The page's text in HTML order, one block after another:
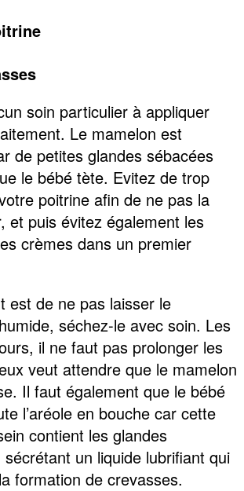
soin particulier à appliquer
Le mamelon est
de petites glandes sébacées
le bébé tète. Evitez de trop
poitrine afin de ne pas la
et puis évitez également les
crèmes dans un premier
est de ne pas laisser le
séchez-le avec soin. Les
il ne faut pas prolonger les
veut attendre que le mamelon
Il faut également que le bébé
l’aréole en bouche car cette
contient les glandes
un liquide lubrifiant qui
formation de crevasses.